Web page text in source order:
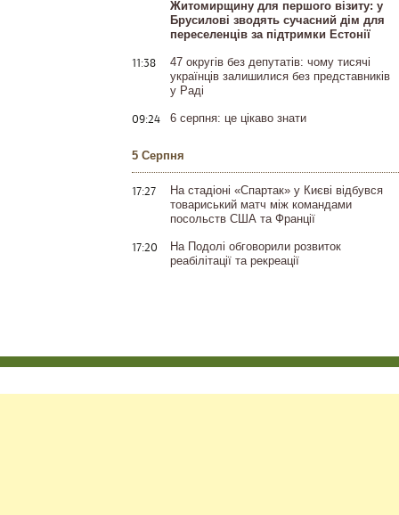
Житомирщину для першого візиту: у
Брусилові зводять сучасний дім для
переселенців за підтримки Естонії
11:38
47 округів без депутатів: чому тисячі
українців залишилися без представників
у Раді
09:24 6 серпня: це цікаво знати
5 Серпня
17:27
На стадіоні «Спартак» у Києві відбувся
товариський матч між командами
посольств США та Франції
17:20
На Подолі обговорили розвиток
реабілітації та рекреації